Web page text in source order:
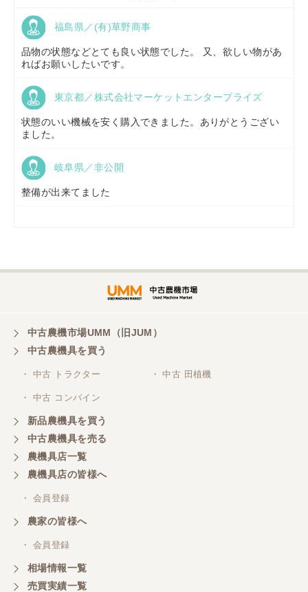
京都府／
福島県／(有)草野商事
山形県／株式会社ノーキステージ
株式会社トミタモータース
福島県／(有)草野商事
品物の状態などとても良い状態でした。 又、欲しい物があ
ればお願いしたいです。
東京都／株式会社マーケットエンタープライズ
状態のいい機械を安く購入できました。ありがとうござい
ました。
岐阜県／非公開
整備が出来てました
中古農機市場UMM（旧JUM）
中古農機具を買う
・ 中古 トラクター ・ 中古 田植機
・ 中古 コンバイン
新品農機具を買う
中古農機具を売る
農機具店一覧
農機具店の皆様へ
・ 会員登録
農家の皆様へ
・ 会員登録
相場情報一覧
売買実績一覧